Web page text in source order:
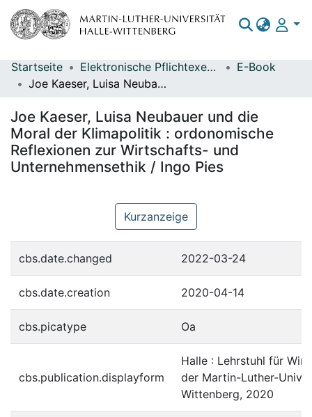
Bereiche & Sammlungen
Statistiken
Startseite Elektronische Pflichtexemplare
E-Book
Joe Kaeser, Luisa Neubauer und die Moral der Klimapolitik : ordonomische Reflexionen zur Wirtschafts- und Unternehmensethik / Ingo Pies
Joe Kaeser, Luisa Neubauer und die
Moral der Klimapolitik : ordonomische
Reflexionen zur Wirtschafts- und
Unternehmensethik / Ingo Pies
Kurzanzeige
cbs.date.changed 2022-03-24
cbs.date.creation 2020-04-14
cbs.picatype Oa
cbs.publication.displayform
Halle : Lehrstuhl für
der Martin-Luther-
Wittenberg, 2020